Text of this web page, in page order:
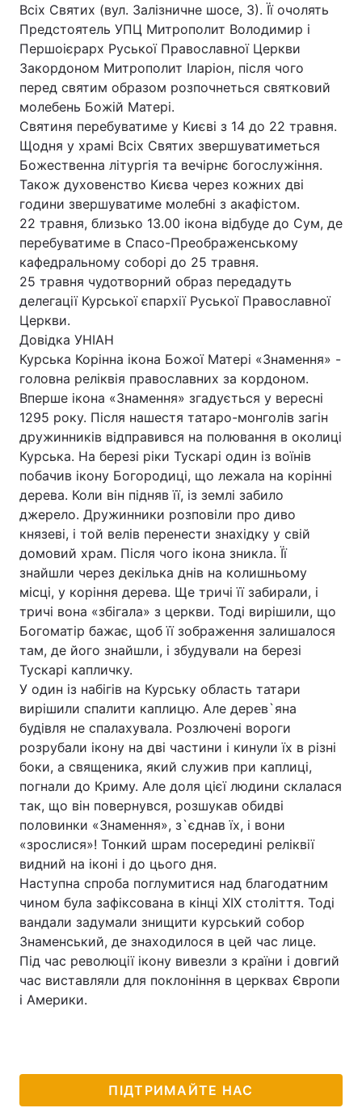
Всіх Святих (вул. Залізничне шосе, 3). Її очолять
Предстоятель УПЦ Митрополит Володимир і
Першоієрарх Руської Православної Церкви
Закордоном Митрополит Іларіон, після чого
перед святим образом розпочнеться святковий
молебень Божій Матері.
Святиня перебуватиме у Києві з 14 до 22 травня.
Щодня у храмі Всіх Святих звершуватиметься
Божественна літургія та вечірнє богослужіння.
Також духовенство Києва через кожних дві
години звершуватиме молебні з акафістом.
22 травня, близько 13.00 ікона відбуде до Сум, де
перебуватиме в Спасо-Преображенському
кафедральному соборі до 25 травня.
25 травня чудотворний образ передадуть
делегації Курської єпархії Руської Православної
Церкви.
Довідка УНІАН
Курська Корінна ікона Божої Матері «Знамення» -
головна реліквія православних за кордоном.
Вперше ікона «Знамення» згадується у вересні
1295 року. Після нашестя татаро-монголів загін
дружинників відправився на полювання в околиці
Курська. На березі ріки Тускарі один із воїнів
побачив ікону Богородиці, що лежала на корінні
дерева. Коли він підняв її, із землі забило
джерело. Дружинники розповіли про диво
князеві, і той велів перенести знахідку у свій
домовий храм. Після чого ікона зникла. Її
знайшли через декілька днів на колишньому
місці, у коріння дерева. Ще тричі її забирали, і
тричі вона «збігала» з церкви. Тоді вирішили, що
Богоматір бажає, щоб її зображення залишалося
там, де його знайшли, і збудували на березі
Тускарі капличку.
У один із набігів на Курську область татари
вирішили спалити каплицю. Але дерев`яна
будівля не спалахувала. Розлючені вороги
розрубали ікону на дві частини і кинули їх в різні
боки, а священика, який служив при каплиці,
погнали до Криму. Але доля цієї людини склалася
так, що він повернувся, розшукав обидві
половинки «Знамення», з`єднав їх, і вони
«зрослися»! Тонкий шрам посередині реліквії
видний на іконі і до цього дня.
Наступна спроба поглумитися над благодатним
чином була зафіксована в кінці ХIХ століття. Тоді
вандали задумали знищити курський собор
Знаменський, де знаходилося в цей час лице.
Під час революції ікону вивезли з країни і довгий
час виставляли для поклоніння в церквах Європи
і Америки.
ПІДТРИМАЙТЕ НАС